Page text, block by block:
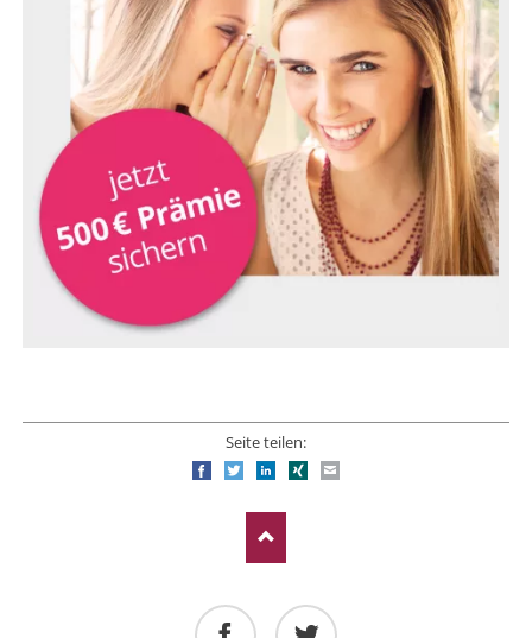
Seite teilen:
FacebookTwitterLinkedIn
Xing